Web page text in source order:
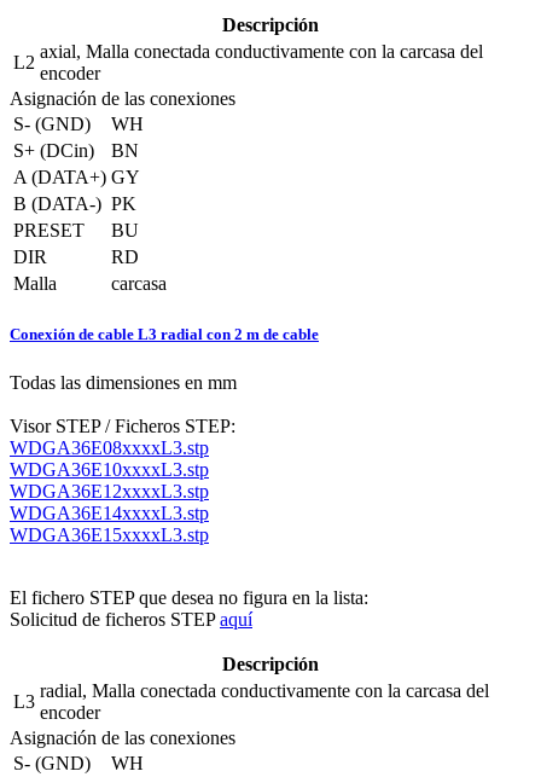
Descripción
L2
axial, Malla conectada conductivamente con la carcasa del
encoder
Asignación de las conexiones
S- (GND)
WH
S+ (DCin)
BN
A (DATA+) GY
B (DATA-) PK
PRESET
BU
DIR
RD
Malla
carcasa
Conexión de cable L3 radial con 2 m de cable
Todas las dimensiones en mm
Visor STEP / Ficheros STEP:
WDGA36E08xxxxL3.stp
WDGA36E10xxxxL3.stp
WDGA36E12xxxxL3.stp
WDGA36E14xxxxL3.stp
WDGA36E15xxxxL3.stp
El fichero STEP que desea no figura en la lista:
Solicitud de ficheros STEPaquí
Descripción
L3
radial, Malla conectada conductivamente con la carcasa del
encoder
Asignación de las conexiones
S- (GND)
WH